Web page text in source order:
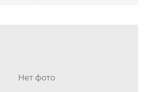
Нет фото